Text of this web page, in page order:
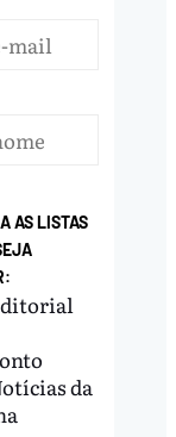
AS LISTAS
da